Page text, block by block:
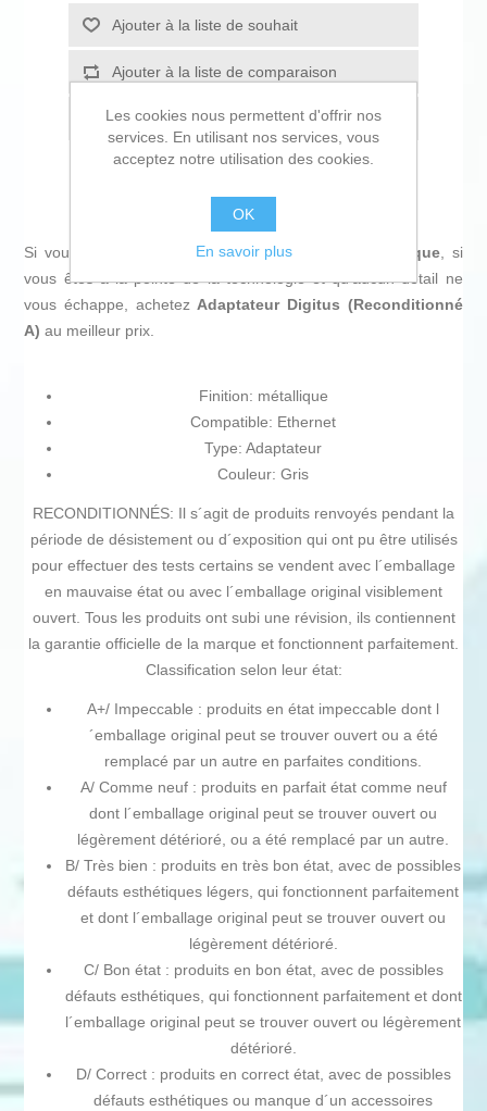
Ajouter à la liste de souhait
Ajouter à la liste de comparaison
Envoyer à un ami
Si vous êtes passionné d'informatique et d'électronique, si
vous êtes à la pointe de la technologie et qu'aucun détail ne
vous échappe, achetezAdaptateur Digitus (Reconditionné
A) au meilleur prix.
Finition: métallique
Compatible: Ethernet
Type: Adaptateur
Couleur: Gris
RECONDITIONNÉS: Il s´agit de produits renvoyés pendant la
période de désistement ou d´exposition qui ont pu être utilisés
pour effectuer des tests certains se vendent avec l´emballage
en mauvaise état ou avec l´emballage original visiblement
ouvert. Tous les produits ont subi une révision, ils contiennent
la garantie officielle de la marque et fonctionnent parfaitement.
Classification selon leur état:
A+/ Impeccable : produits en état impeccable dont l
´emballage original peut se trouver ouvert ou a été
remplacé par un autre en parfaites conditions.
A/ Comme neuf : produits en parfait état comme neuf
dont l´emballage original peut se trouver ouvert ou
légèrement détérioré, ou a été remplacé par un autre.
B/ Très bien : produits en très bon état, avec de possibles
défauts esthétiques légers, qui fonctionnent parfaitement
et dont l´emballage original peut se trouver ouvert ou
légèrement détérioré.
C/ Bon état : produits en bon état, avec de possibles
défauts esthétiques, qui fonctionnent parfaitement et dont
l´emballage original peut se trouver ouvert ou légèrement
détérioré.
D/ Correct : produits en correct état, avec de possibles
défauts esthétiques ou manque d´un accessoires
Les cookies nous permettent d'offrir nos
services. En utilisant nos services, vous
acceptez notre utilisation des cookies.
OK
En savoir plus